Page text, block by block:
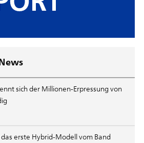
sich der Millionen-Erpressung von
erste Hybrid-Modell vom Band